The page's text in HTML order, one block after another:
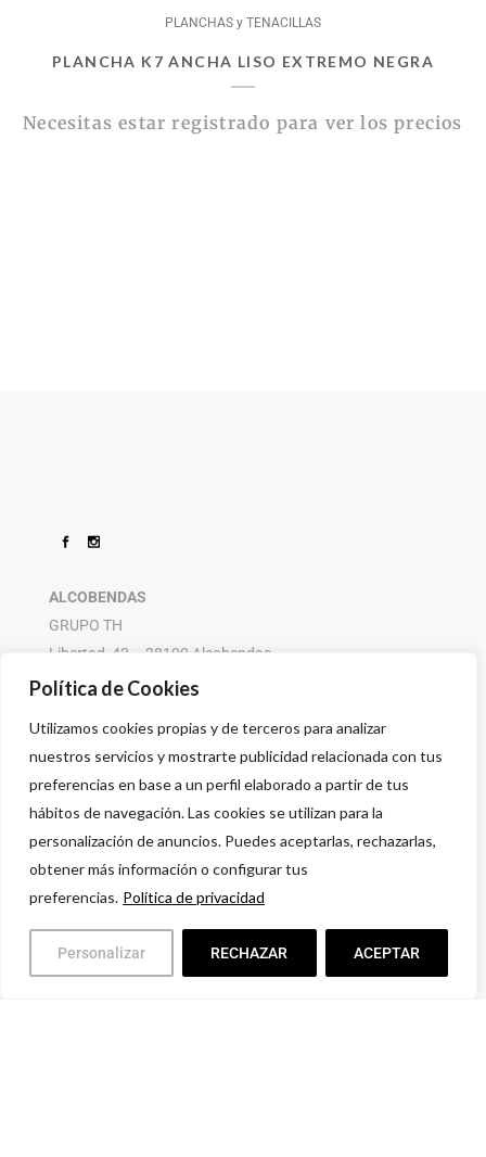
Política de Cookies
Utilizamos cookies propias y de terceros para analizar
nuestros servicios y mostrarte publicidad relacionada con tus
preferencias en base a un perfil elaborado a partir de tus
hábitos de navegación. Las cookies se utilizan para la
personalización de anuncios. Puedes aceptarlas, rechazarlas,
obtener más información o configurar tus
preferencias. Política de privacidad
Personalizar RECHAZAR ACEPTAR
PLANCHAS y TENACILLAS
PLANCHA K7 ANCHA LISO EXTREMO NEGRA
Necesitas estar registrado para ver los precios
ALCOBENDAS
GRUPO TH
Libertad, 42 – 28100 Alcobendas
916 614 580 – 608 505 532